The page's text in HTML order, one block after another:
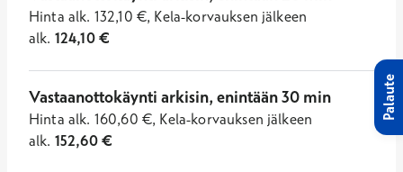
Hinta alk. 132,10 €, Kela-korvauksen jälkeen
alk. 124,10€
Vastaanottokäynti arkisin, enintään 30 min
Hinta alk. 160,60 €, Kela-korvauksen jälkeen
alk. 152,60€
Palaute